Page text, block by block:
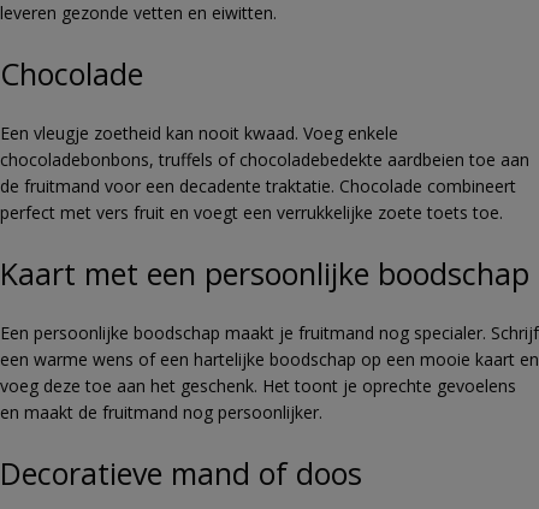
leveren gezonde vetten en eiwitten.
Chocolade
Een vleugje zoetheid kan nooit kwaad. Voeg enkele
chocoladebonbons, truffels of chocoladebedekte aardbeien toe aan
de fruitmand voor een decadente traktatie. Chocolade combineert
perfect met vers fruit en voegt een verrukkelijke zoete toets toe.
Kaart met een persoonlijke boodschap
Een persoonlijke boodschap maakt je fruitmand nog specialer. Schrijf
een warme wens of een hartelijke boodschap op een mooie kaart en
voeg deze toe aan het geschenk. Het toont je oprechte gevoelens
en maakt de fruitmand nog persoonlijker.
Decoratieve mand of doos